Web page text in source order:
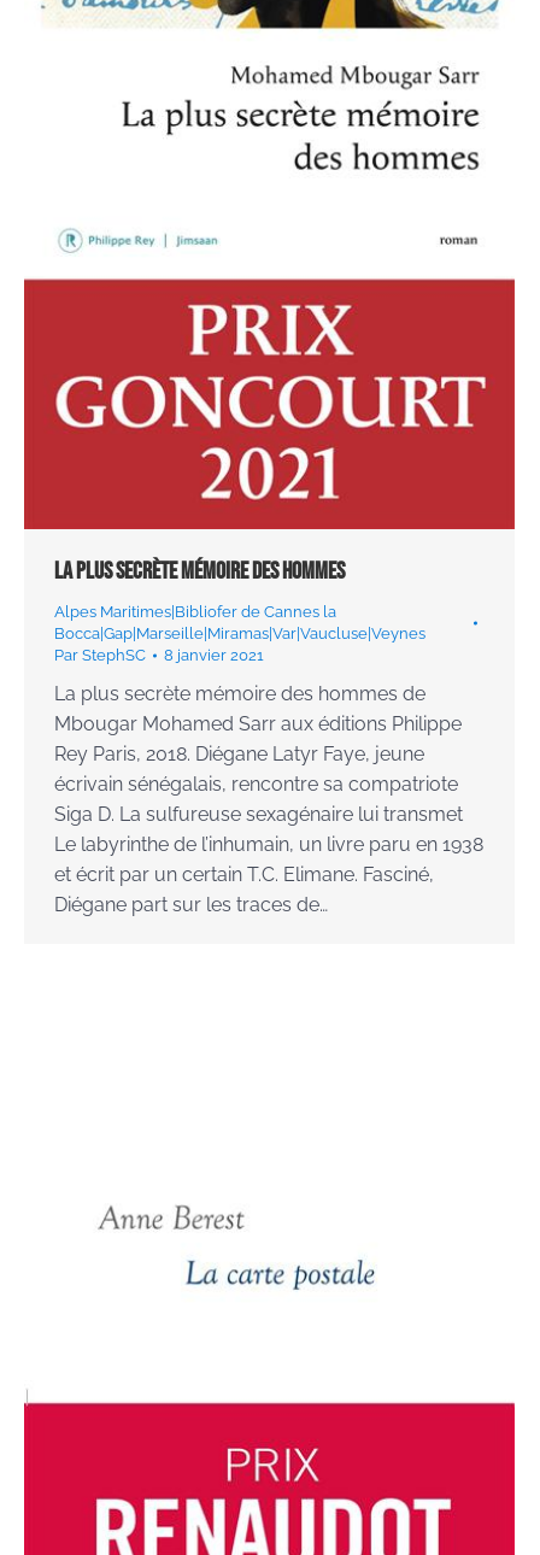
La plus secrète mémoire des hommes
Alpes Maritimes|Bibliofer de Cannes la
Bocca|Gap|Marseille|Miramas|Var|Vaucluse|Veynes
Par StephSC 8 janvier 2021
La plus secrète mémoire des hommes de
Mbougar Mohamed Sarr aux éditions Philippe
Rey Paris, 2018. Diégane Latyr Faye, jeune
écrivain sénégalais, rencontre sa compatriote
Siga D. La sulfureuse sexagénaire lui transmet
Le labyrinthe de l’inhumain, un livre paru en 1938
et écrit par un certain T.C. Elimane. Fasciné,
Diégane part sur les traces de…